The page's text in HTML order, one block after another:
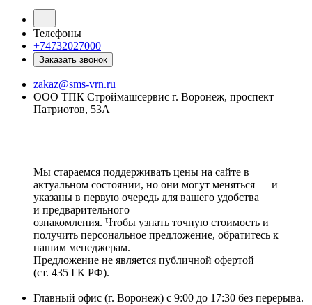
Телефоны
+74732027000
Заказать звонок
zakaz@sms-vrn.ru
ООО ТПК Строймашсервис г. Воронеж, проспект
Патриотов, 53А
Мы стараемся поддерживать цены на сайте в
актуальном состоянии, но они могут меняться — и
указаны в первую очередь для вашего удобства
и предварительного
ознакомления. Чтобы узнать точную стоимость и
получить персональное предложение, обратитесь к
нашим менеджерам.
Предложение не является публичной офертой
(ст. 435 ГК РФ).
Главный офис (г. Воронеж) с 9:00 до 17:30 без перерыва.